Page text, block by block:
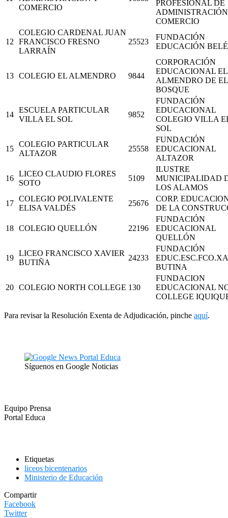
COMERCIO
PROFESIONAL DE
COMERCIO
12
COLEGIO CARDENAL JUAN
FRANCISCO FRESNO
LARRAÍN
25523
FUNDACIÓN
EDUCACIÓN
13 COLEGIO EL ALMENDRO 9844
CORPORACIÓN
EDUCACIONAL EL
ALMENDRO DE EL
BOSQUE
14
ESCUELA PARTICULAR
VILLA EL SOL
9852
FUNDACIÓN
EDUCACIONAL
COLEGIO VILLA
SOL
15
COLEGIO PARTICULAR
ALTAZOR
25558
FUNDACIÓN
EDUCACIONAL
ALTAZOR
16
LICEO CLAUDIO FLORES
SOTO
5109
ILUSTRE
MUNICIPALIDAD
LOS ALAMOS
17
COLEGIO POLIVALENTE
ELISA VALDÉS
25676
CORP.
DE LA
18 COLEGIO QUELLÓN 22196
FUNDACIÓN
EDUCACIONAL
QUELLÓN
19
LICEO FRANCISCO XAVIER
BUTIÑA
24233
FUNDACIÓN
BUTINA
20 COLEGIO NORTH COLLEGE 130
FUNDACION
EDUCACIONAL
COLLEGE
Para revisar la Resolución Exenta de Adjudicación, pinche aquí.
Síguenos en Google Noticias
Equipo Prensa
Portal Educa
Etiquetas
liceos bicentenarios
Ministerio de Educación
Compartir
Facebook
Twitter